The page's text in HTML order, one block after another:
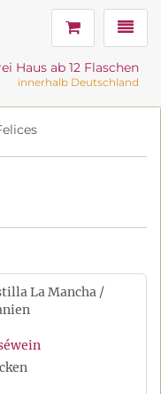
Haus ab 12 Flaschen
innerhalb Deutschland
La Mancha /